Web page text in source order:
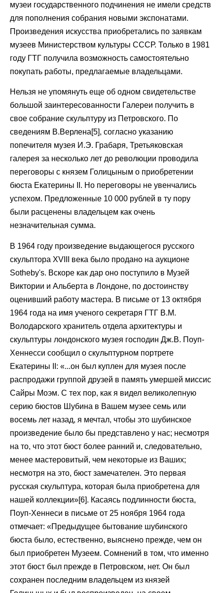
музеи государственного подчинения не имели средств
для пополнения собрания новыми экспонатами.
Произведения искусства приобретались по заявкам
музеев Министерством культуры СССР. Только в 1981
году ГТГ получила возможность самостоятельно
покупать работы, предлагаемые владельцами.
Нельзя не упомянуть еще об одном свидетельстве
большой заинтересованности Галереи получить в
свое собрание скульптуру из Петровского. По
сведениям В.Верлена[5], согласно указанию
попечителя музея И.Э. Грабаря, Третьяковская
галерея за несколько лет до революции проводила
переговоры с князем Голицыным о приобретении
бюста Екатерины II. Но переговоры не увенчались
успехом. Предложенные 10 000 рублей в ту пору
были расценены владельцем как очень
незначительная сумма.
В 1964 году произведение выдающегося русского
скульптора XVIII века было продано на аукционе
Sotheby's. Вскоре как дар оно поступило в Музей
Виктории и Альберта в Лондоне, по достоинству
оценивший работу мастера. В письме от 13 октября
1964 года на имя ученого секретаря ГТГ В.М.
Володарского хранитель отдела архитектуры и
скульптуры лондонского музея господин Дж.В. Поуп-
Хеннесси сообщил о скульптурном портрете
Екатерины II: «...он был куплен для музея после
распродажи группой друзей в память умершей миссис
Сайры Моэм. С тех пор, как я видел великолепную
серию бюстов Шубина в Вашем музее семь или
восемь лет назад, я мечтал, чтобы это шубинское
произведение было бы представлено у нас; несмотря
на то, что этот бюст более ранний и, следовательно,
менее мастеровитый, чем некоторые из Ваших;
несмотря на это, бюст замечателен. Это первая
русская скульптура, которая была приобретена для
нашей коллекции»[6]. Касаясь подлинности бюста,
Поуп-Хеннеси в письме от 25 ноября 1964 года
отмечает: «Предыдущее бытование шубинского
бюста было, естественно, выяснено прежде, чем он
был приобретен Музеем. Сомнений в том, что именно
этот бюст был прежде в Петровском, нет. Он был
сохранен последним владельцем из князей